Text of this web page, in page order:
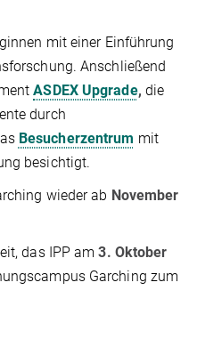
mit einer Einführung
Anschließend
ASDEX Upgrade, die
durch
Besucherzentrum mit
besichtigt.
wieder ab November
das IPP am3. Oktober
Garching zum